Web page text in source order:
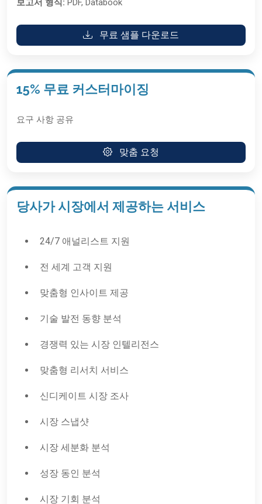
보고서 형식: PDF, Databook
무료 샘플 다운로드
15% 무료 커스터마이징
요구 사항 공유
맞춤 요청
당사가 시장에서 제공하는 서비스
24/7 애널리스트 지원
전 세계 고객 지원
맞춤형 인사이트 제공
기술 발전 동향 분석
경쟁력 있는 시장 인텔리전스
맞춤형 리서치 서비스
신디케이트 시장 조사
시장 스냅샷
시장 세분화 분석
성장 동인 분석
시장 기회 분석